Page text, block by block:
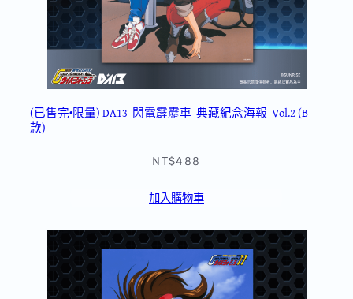
(已售完•限量) DA13_閃電霹靂車_典藏紀念海報_Vol.2 (B
款)
NT$488
加入購物車